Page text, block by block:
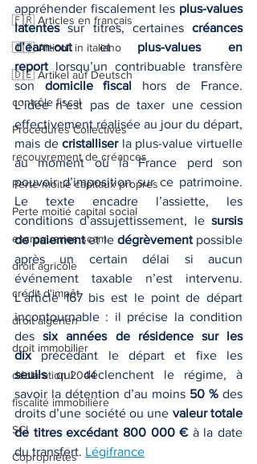
🇫🇷 Articles en français
🇮🇹 Articoli in italiano
🇩🇪 Artikel auf Deutsch
contrôle fiscal
Procédures Collectives
recouvrement de créances
Perte moitié capitaux propres
Perte moitié capital social
escroqueries scam
droit agricole
crédit d'impôt
droit algérien
droit immobilier
déclaration 2044
fiscalité immobilière
SCI
Copropriétés
appréhender fiscalement les plus-values
latentes sur titres, certaines créances
d’earn-out et plus-values en
report lorsqu’un contribuable transfère
son domicile fiscal hors de France.
L’idée n’est pas de taxer une cession
effectivement réalisée au jour du départ,
mais de cristalliser la plus-value virtuelle
au moment où la France perd son
pouvoir d’imposition sur ce patrimoine.
Le texte encadre l’assiette, les
conditions d’assujettissement, le sursis
de paiement et le dégrèvement possible
après un certain délai si aucun
événement taxable n’est intervenu.
L’article 167 bis est le point de départ
incontournable : il précise la condition
des six années de résidence sur les
dix
seuils qui déclenchent le régime, à
savoir la détention d’au moins 50 % des
droits d’une société ou une valeur totale
de titres excédant 800 000 € à la date
du transfert. Légifrance